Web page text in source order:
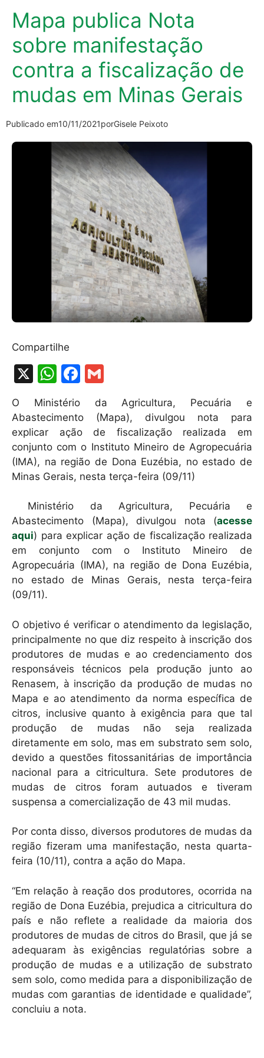
Mapa publica Nota
sobre manifestação
contra a fiscalização de
mudas em Minas Gerais
Publicado em10/11/2021porGisele Peixoto
Compartilhe
X
W
h
at
s
A
p
p
F
c
e
b
o
o
ai
l
O Ministério da Agricultura, Pecuária e
Abastecimento (Mapa), divulgou nota para
explicar ação de fiscalização realizada em
conjunto com o Instituto Mineiro de Agropecuária
(IMA), na região de Dona Euzébia, no estado de
Minas Gerais, nesta terça-feira (09/11)
Ministério da Agricultura, Pecuária e
Abastecimento (Mapa), divulgou nota (acesse
aqui) para explicar ação de fiscalização realizada
em conjunto com o Instituto Mineiro de
Agropecuária (IMA), na região de Dona Euzébia,
no estado de Minas Gerais, nesta terça-feira
(09/11).
O objetivo é verificar o atendimento da legislação,
principalmente no que diz respeito à inscrição dos
produtores de mudas e ao credenciamento dos
responsáveis técnicos pela produção junto ao
Renasem, à inscrição da produção de mudas no
Mapa e ao atendimento da norma específica de
citros, inclusive quanto à exigência para que tal
produção de mudas não seja realizada
diretamente em solo, mas em substrato sem solo,
devido a questões fitossanitárias de importância
nacional para a citricultura. Sete produtores de
mudas de citros foram autuados e tiveram
suspensa a comercialização de 43 mil mudas.
Por conta disso, diversos produtores de mudas da
região fizeram uma manifestação, nesta quarta-
feira (10/11), contra a ação do Mapa.
“Em relação à reação dos produtores, ocorrida na
região de Dona Euzébia, prejudica a citricultura do
país e não reflete a realidade da maioria dos
produtores de mudas de citros do Brasil, que já se
adequaram às exigências regulatórias sobre a
produção de mudas e a utilização de substrato
sem solo, como medida para a disponibilização de
mudas com garantias de identidade e qualidade”,
concluiu a nota.